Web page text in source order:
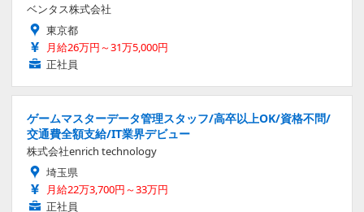
ベンタス株式会社
東京都
月給26万円～31万5,000円
正社員
ゲームマスターデータ管理スタッフ/高卒以上OK/資格不問/
交通費全額支給/IT業界デビュー
株式会社enrich technology
埼玉県
月給22万3,700円～33万円
正社員